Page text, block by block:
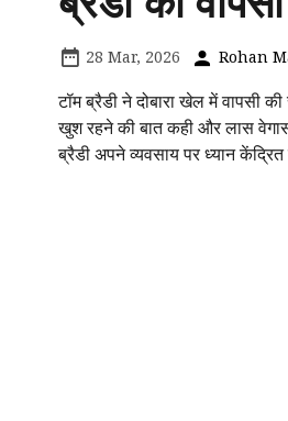
28 Mar, 2026 Rohan
टॉम ब्रैडी ने दोबारा खेल में वापसी
खुश रहने की बात कही और लास
ब्रैडी अपने व्यवसाय पर ध्यान